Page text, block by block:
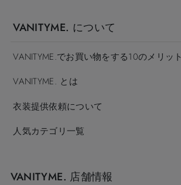
VANITYME. について
VANITYME.でお買い物をする10のメリット
VANITYME. とは
衣装提供依頼について
人気カテゴリ一覧
VANITYME. 店舗情報